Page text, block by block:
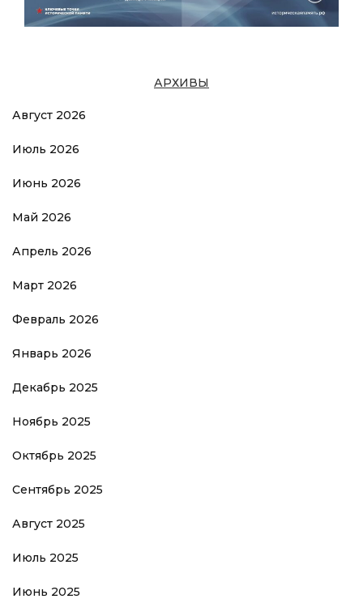
АРХИВЫ
Август 2026
Июль 2026
Июнь 2026
Май 2026
Апрель 2026
Март 2026
Февраль 2026
Январь 2026
Декабрь 2025
Ноябрь 2025
Октябрь 2025
Сентябрь 2025
Август 2025
Июль 2025
Июнь 2025